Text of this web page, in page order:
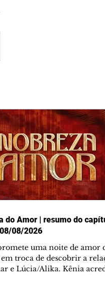
do Amor | resumo do
08/2026
uma noite de amor
em troca de descobrir a
e Lúcia/Alika. Kênia